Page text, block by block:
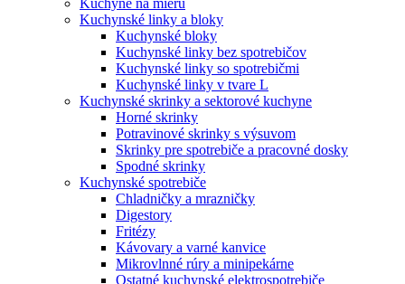
Kuchynské linky a bloky
Kuchynské bloky
Kuchynské linky bez spotrebičov
Kuchynské linky so spotrebičmi
Kuchynské linky v tvare L
Kuchynské skrinky a sektorové kuchyne
Horné skrinky
Potravinové skrinky s výsuvom
Skrinky pre spotrebiče a pracovné dosky
Spodné skrinky
Kuchynské spotrebiče
Chladničky a mrazničky
Digestory
Fritézy
Kávovary a varné kanvice
Mikrovlnné rúry a minipekárne
Ostatné kuchynské elektrospotrebiče